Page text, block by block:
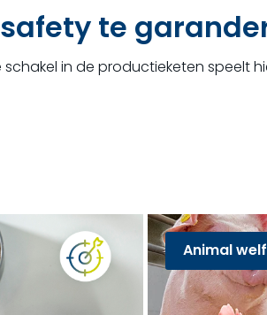
te
in de productieketen speelt
Animal